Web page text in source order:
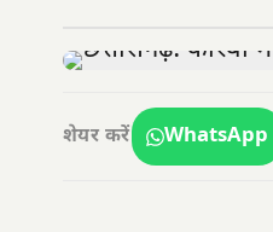
शेयर करें WhatsApp